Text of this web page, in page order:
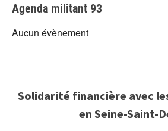
Agenda militant 93
Aucun évènement
Solidarité financière avec
en Seine-Saint-